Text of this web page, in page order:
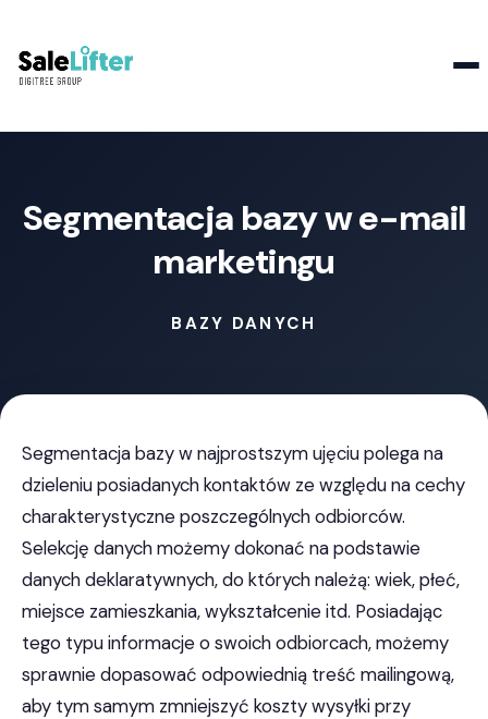
Segmentacja bazy w e-mail
marketingu
BAZY DANYCH
Segmentacja bazy w najprostszym ujęciu polega na
dzieleniu posiadanych kontaktów ze względu na cechy
charakterystyczne poszczególnych odbiorców.
Selekcję danych możemy dokonać na podstawie
danych deklaratywnych, do których należą: wiek, płeć,
miejsce zamieszkania, wykształcenie itd. Posiadając
tego typu informacje o swoich odbiorcach, możemy
sprawnie dopasować odpowiednią treść mailingową,
aby tym samym zmniejszyć koszty wysyłki przy